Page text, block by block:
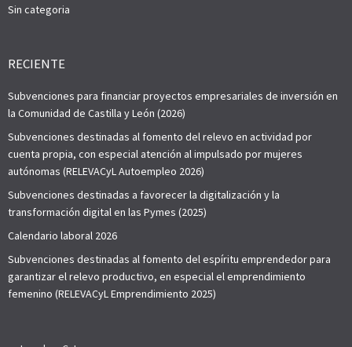
Sin categoria
RECIENTE
Subvenciones para financiar proyectos empresariales de inversión en
la Comunidad de Castilla y León (2026)
Subvenciones destinadas al fomento del relevo en actividad por
cuenta propia, con especial atención al impulsado por mujeres
autónomas (RELEVACyL Autoempleo 2026)
Subvenciones destinadas a favorecer la digitalización y la
transformación digital en las Pymes (2025)
Calendario laboral 2026
Subvenciones destinadas al fomento del espíritu emprendedor para
garantizar el relevo productivo, en especial el emprendimiento
femenino (RELEVACyL Emprendimiento 2025)